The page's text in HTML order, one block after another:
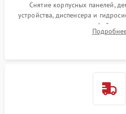
Снятие корпусных панелей,
устройства, диспенсера и
внутренних узлов от кофейных
Промывка дренажных каналов и